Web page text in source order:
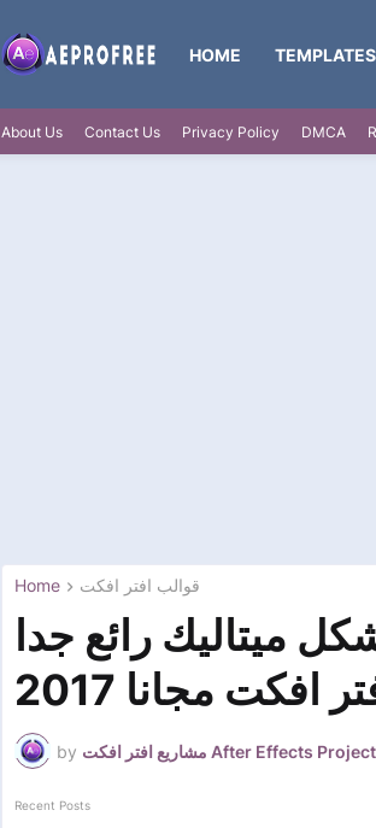
HOME TEMPLATES
About Us Contact Us Privacy Policy DMCA
Home قوالب افتر افكت
ميتاليك رائع جدا
افكت مجانا 2017
by مشاريع افتر افكت After Effects Project
Recent Posts